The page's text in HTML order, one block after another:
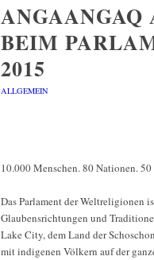
ANGAANGAQ
BEIM
2015
ALLGEMEIN
10.000 Menschen. 80 Nationen.
Das Parlament der Weltreligionen
Glaubensrichtungen und
Lake City, dem Land der
mit indigenen Völkern auf der